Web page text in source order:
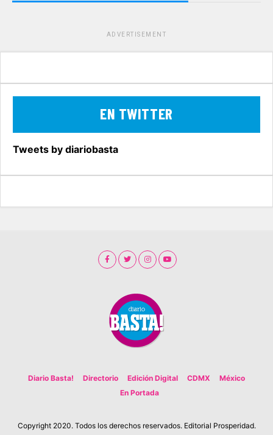
ADVERTISEMENT
EN TWITTER
Tweets by diariobasta
Diario Basta! Directorio Edición Digital CDMX
México
En Portada
Copyright 2020. Todos los derechos reservados. Editorial Prosperidad.